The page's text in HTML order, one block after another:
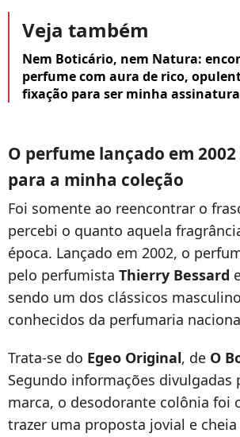
Veja também
Nem Boticário, nem Natura:
perfume com aura de rico,
fixação para ser minha
O perfume lançado em
para a minha coleção
Foi somente ao reencontrar o
percebi o quanto aquela
época. Lançado em 2002, o
pelo perfumista Thierry Bessard
sendo um dos clássicos
conhecidos da perfumaria
Trata-se do Egeo Original, de O
Segundo informações divulgadas
marca, o desodorante colônia foi
trazer uma proposta jovial e cheia